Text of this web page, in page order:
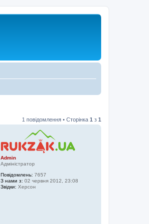
1 повідомлення • Сторінка 1 з 1
Admin
Адміністратор
Повідомлень: 7657
З нами з: 02 червня 2012, 23:08
Звідки: Херсон